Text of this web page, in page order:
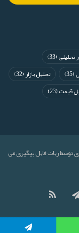
تحلیلی(33)
(35) تحلیل بازار(32)
قیمت(23)
توسط ربات قابل پیگیری می